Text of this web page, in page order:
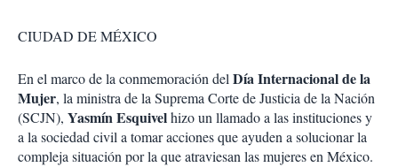
CIUDAD DE MÉXICO
En el marco de la conmemoración delDía Internacional de la
Mujer, la ministra de la Suprema Corte de Justicia de la Nación
(SCJN), Yasmín Esquivelhizo un llamado a las instituciones y
a la sociedad civil a tomar acciones que ayuden a solucionar la
compleja situación por la que atraviesan las mujeres en México.